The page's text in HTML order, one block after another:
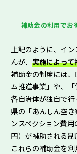
補助金の利用でお
上記のように、イ
んが、 実施によっ
補助金の制度には
ム推進事業」や、
各自治体が独自で
県の「あんしん空
ンスペクション費
円）が補助される制
これらの補助金を